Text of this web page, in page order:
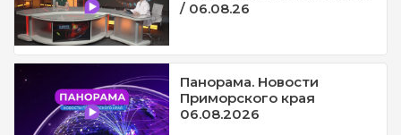
/ 06.08.26
Панорама. Новости
Приморского края
06.08.2026